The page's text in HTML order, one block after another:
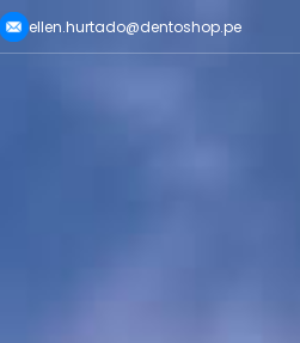
ellen.hurtado@dentoshop.pe